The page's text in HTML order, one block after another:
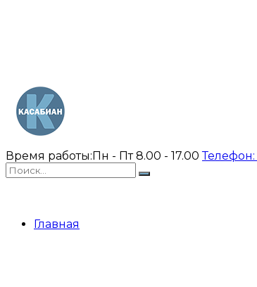
Время работы:Пн - Пт 8.00 - 17.00Телефон:
Главная